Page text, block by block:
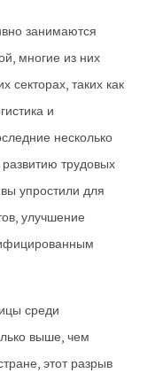
занимаются
многие из них
секторах, таких как
и
несколько
трудовых
упростили для
улучшение
среди
выше, чем
этот разрыв